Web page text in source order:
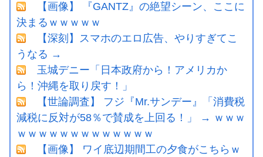
【画像】 『GANTZ』の絶望シーン、ここに
決まるｗｗｗｗｗ
【深刻】スマホのエロ広告、やりすぎてこ
うなる →
玉城デニー「日本政府から！アメリカか
ら！沖縄を取り戻す！」
【世論調査】 フジ『Mr.サンデー』「消費税
減税に反対が58％で賛成を上回る！」 → ｗｗｗ
ｗｗｗｗｗｗｗｗｗｗｗｗｗ
【画像】 ワイ底辺期間工の夕食がこちらｗ